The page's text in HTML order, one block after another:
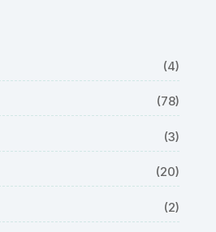
(4)
(78)
(3)
(20)
(2)